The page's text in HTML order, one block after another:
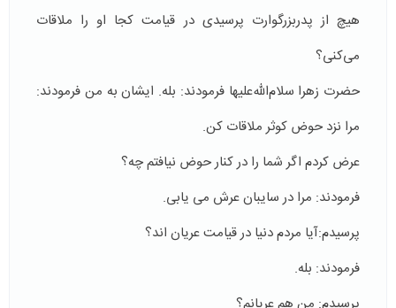
هیچ از پدربزرگوارت پرسیدی در قیامت کجا او را ملاقات
می‌کنی؟
حضرت زهرا سلام‌الله‌علیها فرمودند: بله. ایشان به من فرمودند:
مرا نزد حوض کوثر ملاقات کن.
عرض کردم اگر شما را در کنار حوض نیافتم چه؟
فرمودند: مرا در سایبان عرش می یابی.
پرسیدم:آیا مردم دنیا در قیامت عریان اند؟
فرمودند: بله.